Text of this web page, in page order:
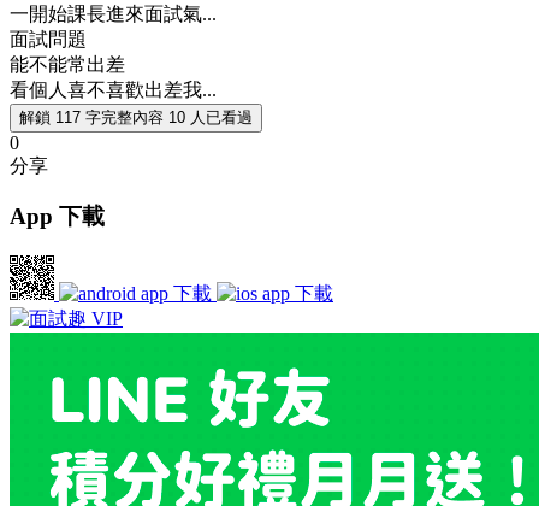
一開始課長進來面試氣...
面試問題
能不能常出差
看個人喜不喜歡出差我...
解鎖 117 字完整內容 10 人已看過
0
分享
App 下載